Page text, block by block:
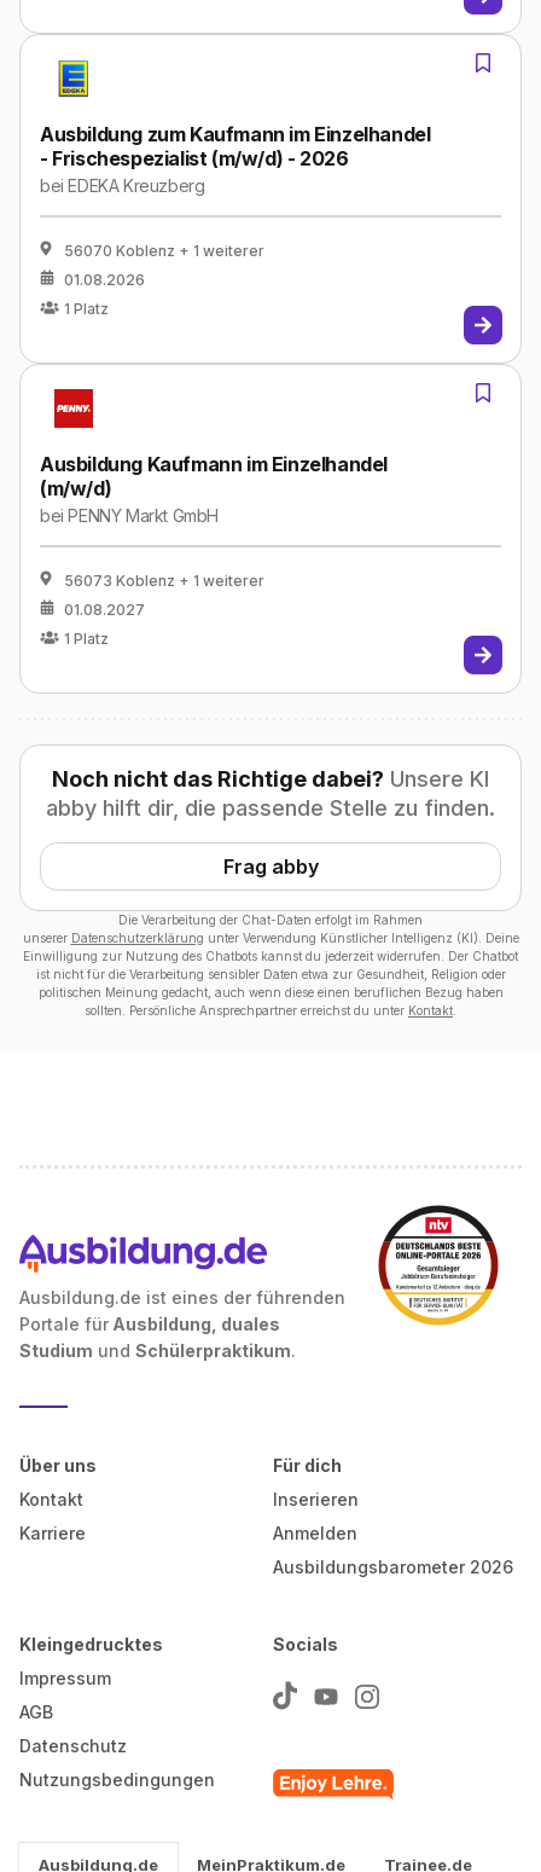
Ausbildung zum Kaufmann im Einzelhandel
- Frischespezialist (m/w/d) - 2026
beiEDEKA Kreuzberg
56070 Koblenz + 1 weiterer
01.08.2026
1 Platz
Ausbildung Kaufmann im Einzelhandel
(m/w/d)
beiPENNY Markt GmbH
56073 Koblenz + 1 weiterer
01.08.2027
1 Platz
Noch nicht das Richtige dabei? Unsere KI
abby hilft dir, die passende Stelle zu finden.
Frag abby
Die Verarbeitung der Chat-Daten erfolgt im Rahmen
unserer Datenschutzerklärung unter Verwendung Künstlicher Intelligenz (KI). Deine
Einwilligung zur Nutzung des Chatbots kannst du jederzeit widerrufen. Der Chatbot
ist nicht für die Verarbeitung sensibler Daten etwa zur Gesundheit, Religion oder
politischen Meinung gedacht, auch wenn diese einen beruflichen Bezug haben
sollten. Persönliche Ansprechpartner erreichst du unter Kontakt
Ausbildung.de ist eines der führenden
Portale für Ausbildung, duales
Studium und Schülerpraktikum.
Über uns
Kontakt
Karriere
Für dich
Inserieren
Anmelden
Ausbildungsbarometer 2026
Kleingedrucktes
Impressum
AGB
Datenschutz
Nutzungsbedingungen
Socials
Ausbildung.de MeinPraktikum.de Trainee.de